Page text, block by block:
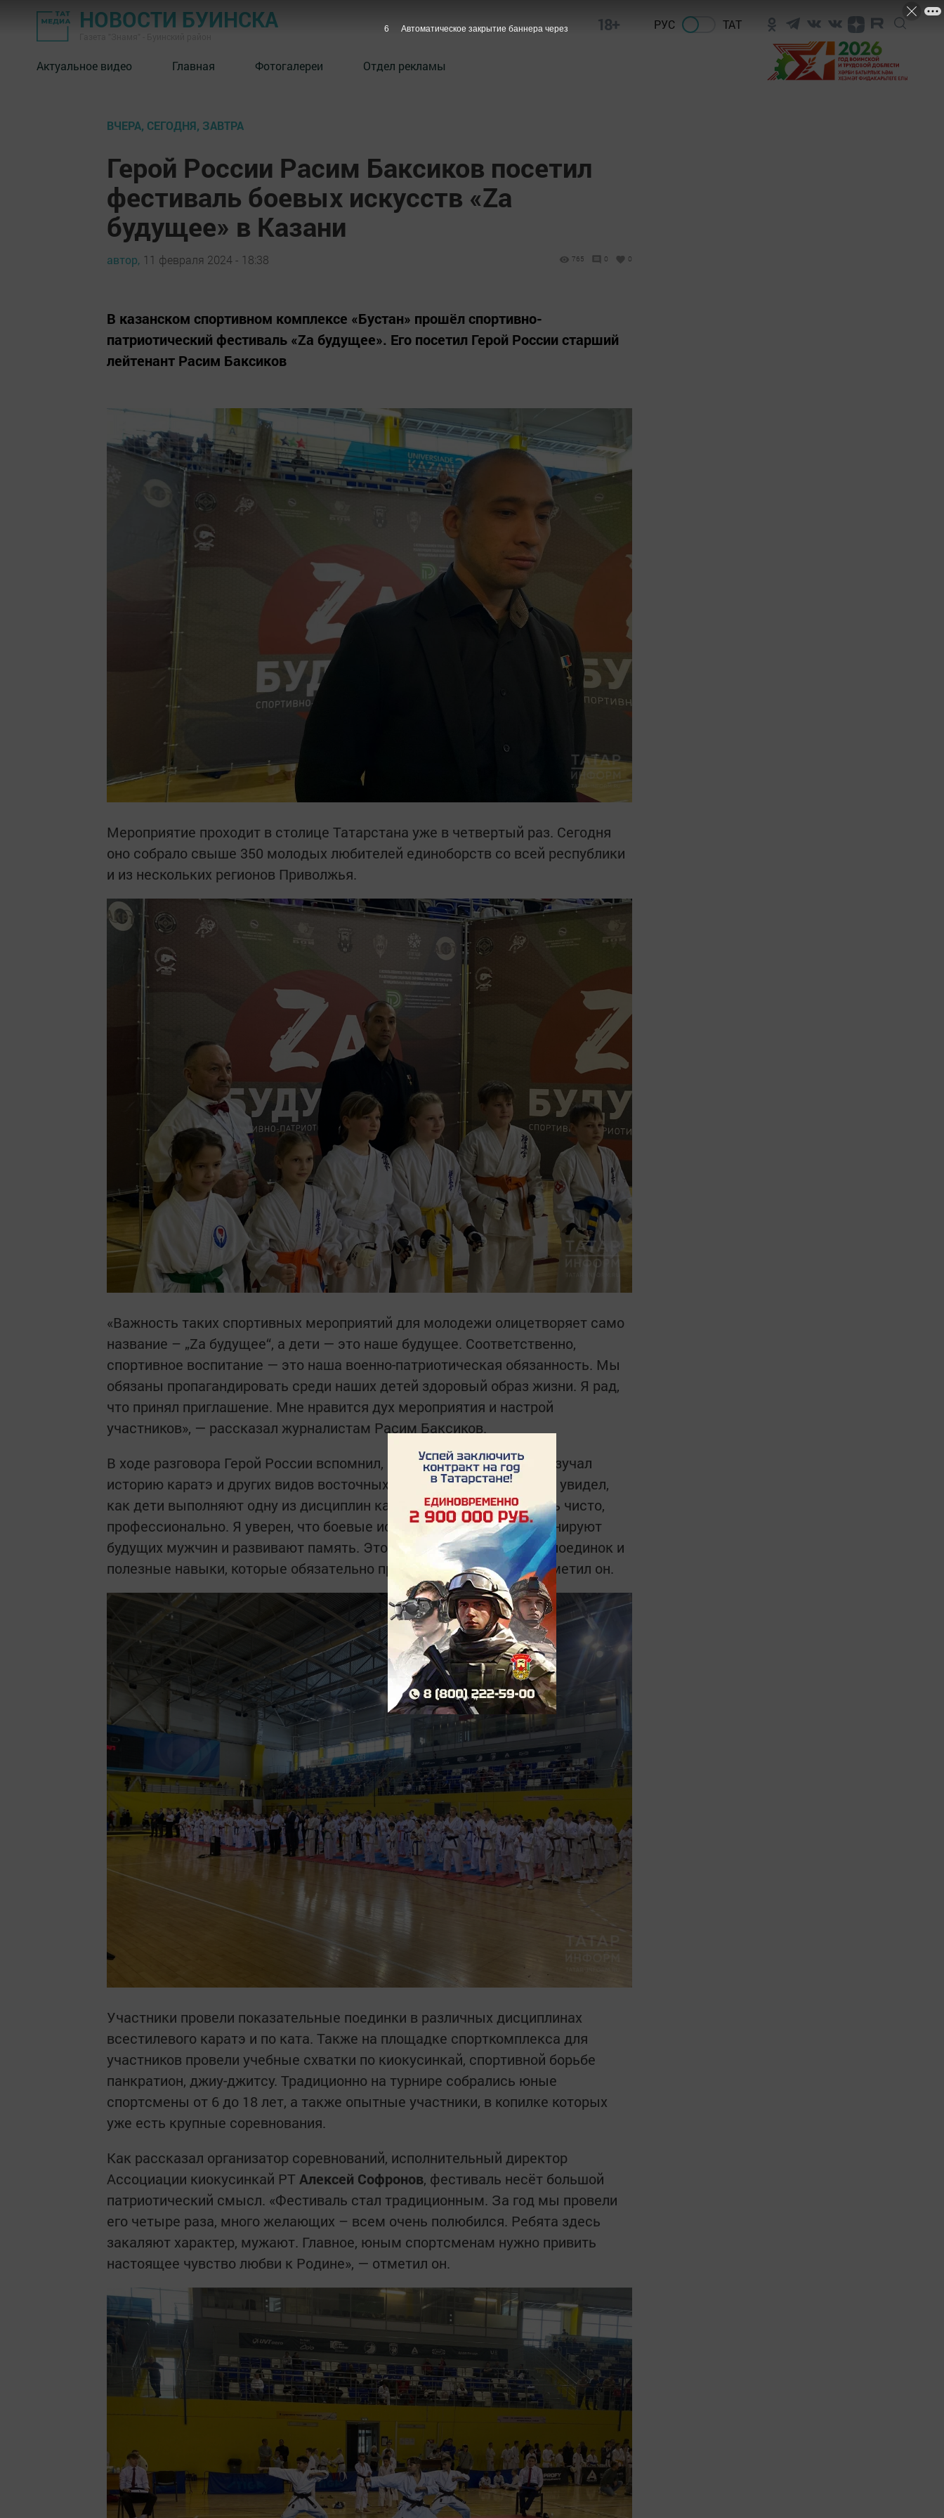
НОВОСТИ БУИНСКА 18+ РУС ТАТ
Актуальное видео Главная Фотогалереи Отдел рекламы
ВЧЕРА, СЕГОДНЯ, ЗАВТРА
Герой России Расим Баксиков посетил
фестиваль боевых искусств «Zа
будущее» в Казани
автор, 11 февраля 2024 - 18:38 765 0 0
В казанском спортивном комплексе «Бустан» прошёл спортивно-
патриотический фестиваль «Zа будущее». Его посетил Герой России старший
лейтенант Расим Баксиков
Мероприятие проходит в столице Татарстана уже в четвертый раз. Сегодня
оно собрало свыше 350 молодых любителей единоборств со всей республики
и из нескольких регионов Приволжья.
«Важность таких спортивных мероприятий для молодежи олицетворяет само
название – „Za будущее“, а дети — это наше будущее. Соответственно,
спортивное воспитание — это наша военно-патриотическая обязанность. Мы
обязаны пропагандировать среди наших детей здоровый образ жизни. Я рад,
что принял приглашение. Мне нравится дух мероприятия и настрой
участников», — рассказал журналистам Расим Баксиков.
В ходе разговора Герой России вспомнил, что и сам долгое время изучал
историю каратэ и других видов восточных единоборств. «Сегодня я увидел,
как дети выполняют одну из дисциплин каратэ — „ката“, и это очень чисто,
профессионально. Я уверен, что боевые искусства очень дисциплинируют
будущих мужчин и развивают память. Это в целом очень честный поединок и
полезные навыки, которые обязательно пригодятся в жизни», — отметил он.
Участники провели показательные поединки в различных дисциплинах
всестилевого каратэ и по ката. Также на площадке спорткомплекса для
участников провели учебные схватки по киокусинкай, спортивной борьбе
панкратион, джиу-джитсу. Традиционно на турнире собрались юные
спортсмены от 6 до 18 лет, а также опытные участники, в копилке которых
уже есть крупные соревнования.
Как рассказал организатор соревнований, исполнительный директор
Ассоциации киокусинкай РТ Алексей Софронов, фестиваль несёт большой
патриотический смысл. «Фестиваль стал традиционным. За год мы провели
его четыре раза, много желающих – всем очень полюбился. Ребята здесь
закаляют характер, мужают. Главное, юным спортсменам нужно привить
настоящее чувство любви к Родине», — отметил он.
4 Автоматическое закрытие баннера через